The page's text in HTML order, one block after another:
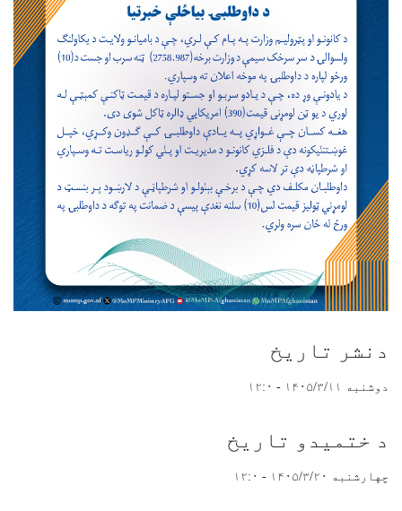
دنشر تاریخ
دوشنبه ۱۴۰۵/۳/۱۱ - ۱۲:۰
د ختمیدو تاریخ
چهارشنبه ۱۴۰۵/۳/۲۰ - ۱۲:۰